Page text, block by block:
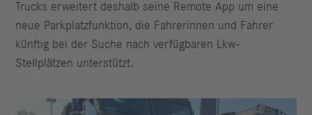
Trucks erweitert deshalb seine Remote App um eine
neue Parkplatzfunktion, die Fahrerinnen und Fahrer
künftig bei der Suche nach verfügbaren Lkw-
Stellplätzen unterstützt.